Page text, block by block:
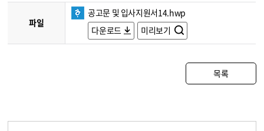
파일
공고문 및 입사지원서14.hwp
다운로드
미리보기
목록